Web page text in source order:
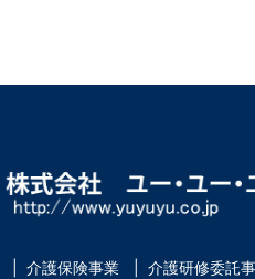
介護保険事業 介護研修委託